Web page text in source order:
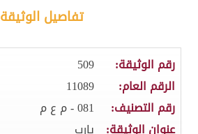
تفاصيل الوثيقة
رقم الوثيقة:
509
الرقم العام:
11089
رقم التصنيف:
081 - م ع م
عنوان الوثيقة:
يارب